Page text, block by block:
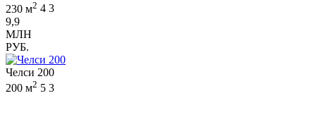
230 м2 4 3
9,9
МЛН
РУБ.
Челси 200
200 м2 5 3